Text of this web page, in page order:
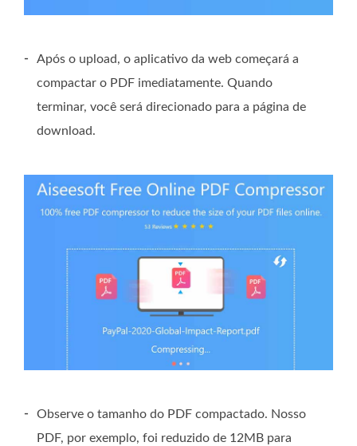
-
Após o upload, o aplicativo da web começará a
compactar o PDF imediatamente. Quando
terminar, você será direcionado para a página de
download.
-
Observe o tamanho do PDF compactado. Nosso
PDF, por exemplo, foi reduzido de 12MB para